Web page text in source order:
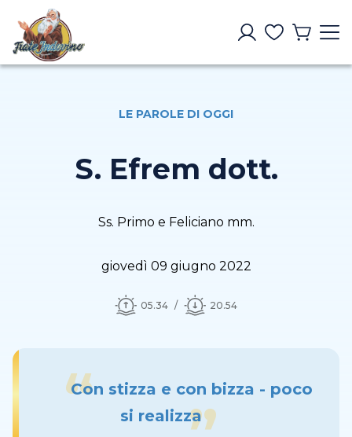
LE PAROLE DI OGGI
S. Efrem dott.
Ss. Primo e Feliciano mm.
giovedì 09 giugno 2022
05.34 20.54
Con stizza e con bizza - poco
si realizza